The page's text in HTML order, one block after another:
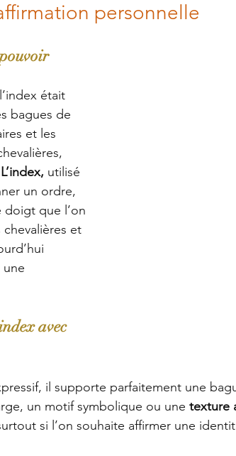
personnelle
était
bagues de
et les
L’index, utilisé
un ordre,
doigt que l’on
chevalières et
une
avec
il supporte parfaitement une
un motif symbolique ou une texture
si l’on souhaite affirmer une